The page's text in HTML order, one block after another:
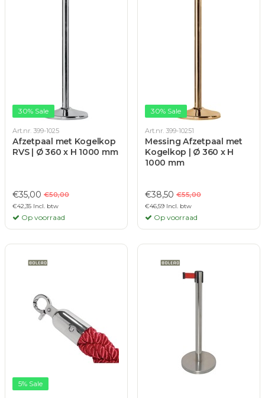
30% Sale
Art.nr. 399-1025
Afzetpaal met Kogelkop
RVS | Ø 360 x H 1000 mm
€35,00 €50,00
€42,35 Incl. btw
Op voorraad
30% Sale
Art.nr. 399-10251
Messing Afzetpaal met
Kogelkop | Ø 360 x H
1000 mm
€38,50 €55,00
€46,59 Incl. btw
Op voorraad
5% Sale